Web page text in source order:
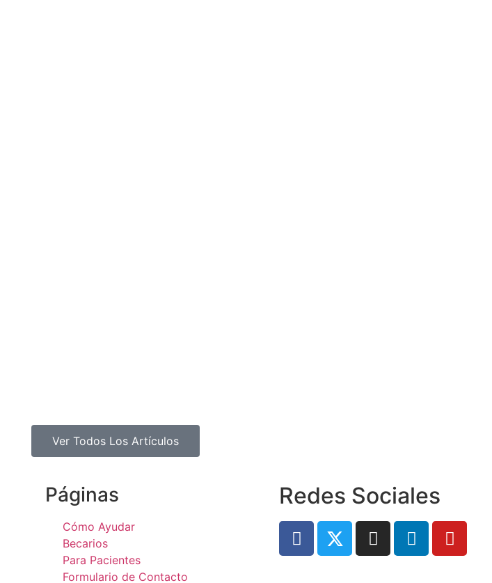
Ver Todos Los Artículos
Páginas
Cómo Ayudar
Becarios
Para Pacientes
Formulario de Contacto
Redes Sociales